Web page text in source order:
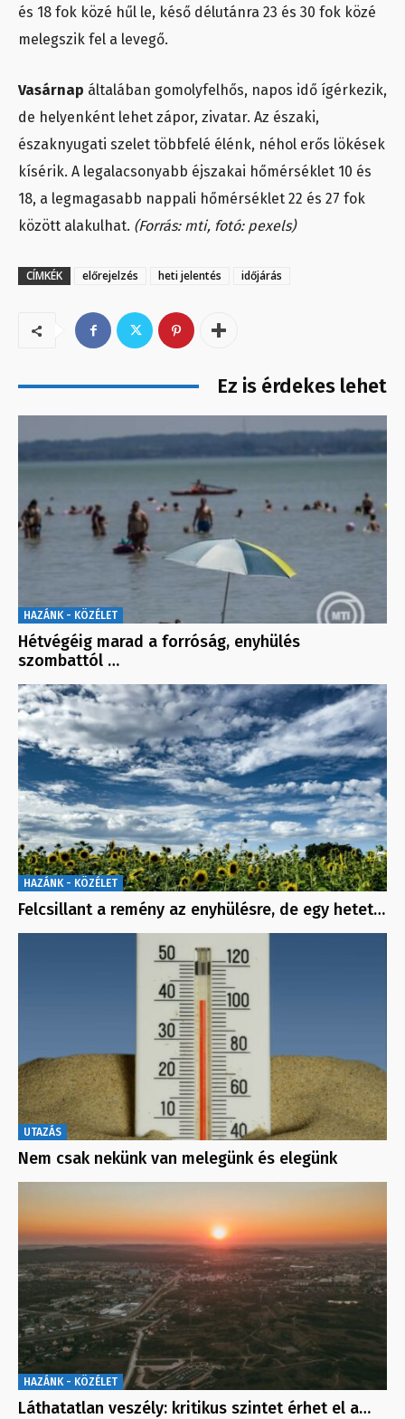
és 18 fok közé hűl le, késő délutánra 23 és 30 fok közé
melegszik fel a levegő.
Vasárnap általában gomolyfelhős, napos idő ígérkezik,
de helyenként lehet zápor, zivatar. Az északi,
északnyugati szelet többfelé élénk, néhol erős lökések
kísérik. A legalacsonyabb éjszakai hőmérséklet 10 és
18, a legmagasabb nappali hőmérséklet 22 és 27 fok
között alakulhat. (Forrás: mti, fotó: pexels)
CÍMKÉK előrejelzés heti jelentés időjárás
Ez is érdekes lehet
HAZÁNK - KÖZÉLET
Hétvégéig marad a forróság, enyhülés
szombattól …
HAZÁNK - KÖZÉLET
Felcsillant a remény az enyhülésre, de egy hetet…
UTAZÁS
Nem csak nekünk van melegünk és elegünk
HAZÁNK - KÖZÉLET
Láthatatlan veszély: kritikus szintet érhet el a…